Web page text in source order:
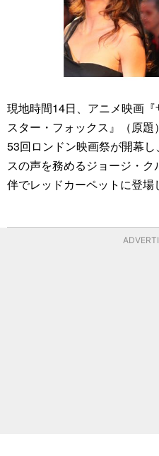
現地時間14日、アニメ映画
スター・フォックス』（原
53回ロンドン映画祭が開幕
スの声を務めるジョージ・
伴でレッドカーペットに登場